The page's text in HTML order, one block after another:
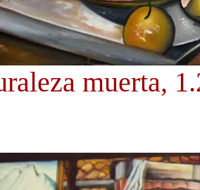
muerta,